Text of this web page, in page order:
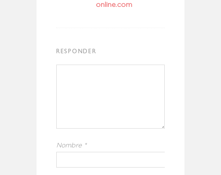
online.com
RESPONDER
Nombre *